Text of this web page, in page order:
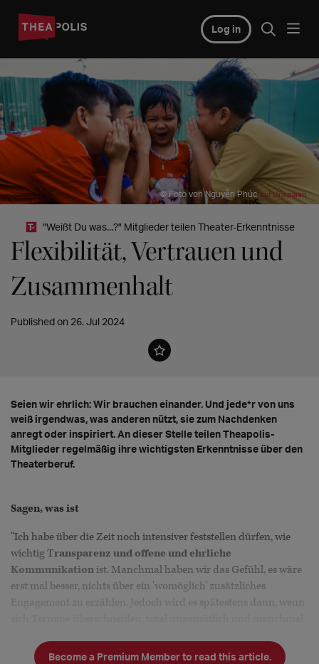
Log in
© Foto von Nguyễn Phúc auf Unsplash
"Weißt Du was...?" Mitglieder teilen Theater-Erkenntnisse
Flexibilität, Vertrauen und
Zusammenhalt
Published on 26. Jul 2024
Seien wir ehrlich: Wir brauchen einander. Und jede*r von uns
weiß irgendwas, was anderen nützt, sie zum Nachdenken
anregt oder inspiriert. An dieser Stelle teilen Theapolis-
Mitglieder regelmäßig ihre wichtigsten Erkenntnisse über den
Theaterberuf.
Sagen, was ist
"Ich habe über die Zeit noch intensiver feststellen dürfen, wie
wichtig Transparenz und offene und ehrliche
Kommunikationist. Manchmal haben wir das Gefühl, es wäre
erst mal besser, nichts über ein 'womöglich' zusätzliches
Engagement zu erzählen. Jedoch wird es spätestens dann, wenn
an klar sagen, was Sache ist - später können wir immer noch am
Become a Premium Member to read this article.